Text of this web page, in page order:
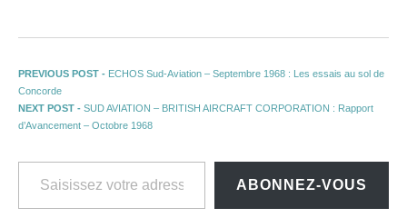
Navigation de l’article
PREVIOUS POST - Previous post:
ECHOS Sud-Aviation – Septembre 1968 : Les essais au sol de
Concorde
NEXT POST - Next post:
SUD AVIATION – BRITISH AIRCRAFT CORPORATION : Rapport
d’Avancement – Octobre 1968
Saisissez votre adresse e-mail…
ABONNEZ-VOUS